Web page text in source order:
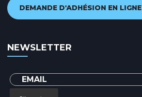
DEMANDE D'ADHÉSION EN LIGNE
NEWSLETTER